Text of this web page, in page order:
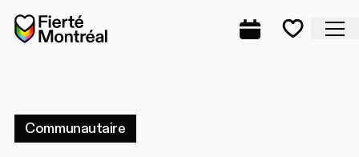
Aller à la navigation
Aller à la navigation
Aller au contenu
Accueil
Mes
Communautaire